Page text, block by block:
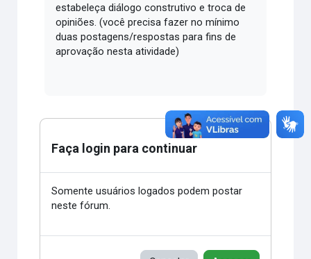
estabeleça diálogo construtivo e troca de
opiniões. (você precisa fazer no mínimo
duas postagens/respostas para fins de
aprovação nesta atividade)
Faça login para continuar
Somente usuários logados podem postar
neste fórum.